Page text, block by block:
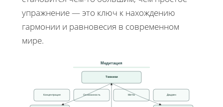
упражнение — это ключ к нахождению
гармонии и равновесия в современном
мире.
Медитация
Техники
Концентрация Осознанность Метта Дзадзен